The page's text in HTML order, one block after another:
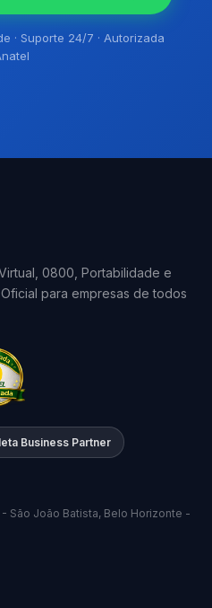
· Suporte 24/7 · Autorizada
0800, Portabilidade e
para empresas de todos
Business Partner
- São João Batista, Belo Horizonte -